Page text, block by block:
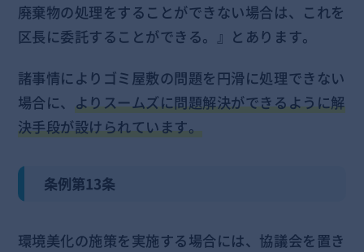
廃棄物の処理をすることができない場合は、これを
区長に委託することができる。』とあります。
諸事情によりゴミ屋敷の問題を円滑に処理できない
場合に、 よりスームズに問題解決ができるように解
決手段が設けられています。
条例第13条
環境美化の施策を実施する場合には、協議会を置き